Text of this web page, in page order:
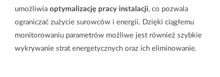
umożliwia optymalizację pracy instalacji, co pozwala
ograniczać zużycie surowców i energii. Dzięki ciągłemu
monitorowaniu parametrów możliwe jest również szybkie
wykrywanie strat energetycznych oraz ich eliminowanie.
przemysłowych
Utrzymanie ruchu i
Audyty bezpieczeństwa